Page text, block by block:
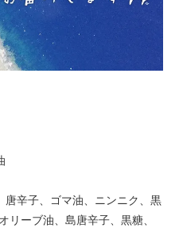
唐辛子、ゴマ油、ニンニク、黒
リーブ油、島唐辛子、黒糖、